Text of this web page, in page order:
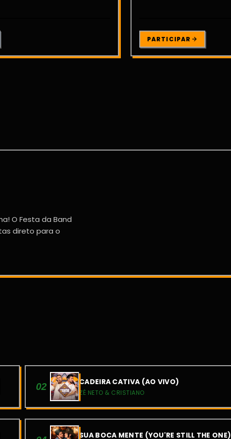
PARTICIPAR
O Festa da Band
direto para o
02 CADEIRA CATIVA (AO VIVO)
ZÉ NETO & CRISTIANO
SUA BOCA MENTE (YOU'RE STILL THE ONE)